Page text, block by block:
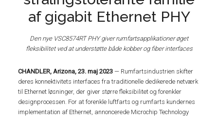
af gigabit Ethernet PHY
Den nye VSC8574RT PHY giver rumfartsapplikationer øget
fleksibilitet ved at understøtte både kobber og fiber interfaces
CHANDLER, Arizona, 23. maj 2023 — Rumfartsindustrien skifter
deres konnektivitets interfaces fra traditionelle dedikerede netværk
til Ethernet løsninger, der giver større fleksibilitet og forenkler
designprocessen. For at forenkle luftfarts og rumfarts kundernes
implementation af Ethernet, annoncerede Microchip Technology